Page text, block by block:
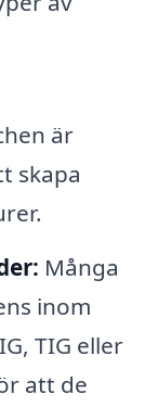
är
skapa
Många
inom
TIG eller
att de